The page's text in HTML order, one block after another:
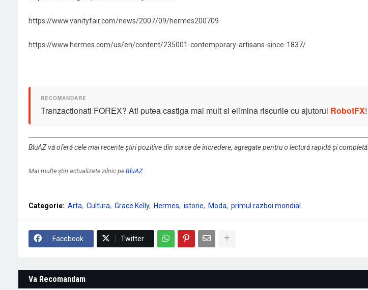
https://www.vanityfair.com/news/2007/09/hermes200709
https://www.hermes.com/us/en/content/235001-contemporary-artisans-since-1837/
Tranzactionati FOREX? Ati putea castiga mai mult si elimina riscurile cu ajutorul RobotFX!
BluAZ vă oferă cele mai recente știri pozitive din surse de încredere, agregate pentru o lectură rapidă și completă.
Mai multe știri actualizate zilnic pe BluAZ.
Categorie: Arta Cultura Grace Kelly Hermes istorie Moda primul razboi mondial
Facebook Twitter
Va Recomandam